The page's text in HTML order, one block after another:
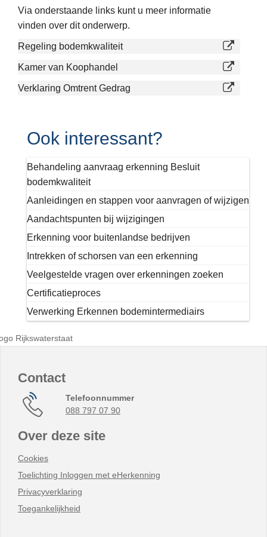
Via onderstaande links kunt u meer informatie
vinden over dit onderwerp.
Regeling bodemkwaliteit
Kamer van Koophandel
Verklaring Omtrent Gedrag
Ook interessant?
Behandeling aanvraag erkenning Besluit
bodemkwaliteit
Aanleidingen en stappen voor aanvragen of wijzigen
Aandachtspunten bij wijzigingen
Erkenning voor buitenlandse bedrijven
Intrekken of schorsen van een erkenning
Veelgestelde vragen over erkenningen zoeken
Certificatieproces
Verwerking Erkennen bodemintermediairs
Contact
Telefoonnummer
088 797 07 90
Over deze site
Cookies
Toelichting Inloggen met eHerkenning
Privacyverklaring
Toegankelijkheid